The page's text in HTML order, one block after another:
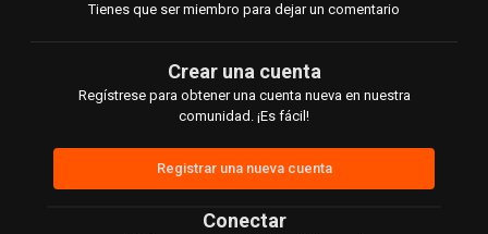
Tienes que ser miembro para dejar un comentario
Crear una cuenta
Regístrese para obtener una cuenta nueva en nuestra
comunidad. ¡Es fácil!
Registrar una nueva cuenta
Conectar